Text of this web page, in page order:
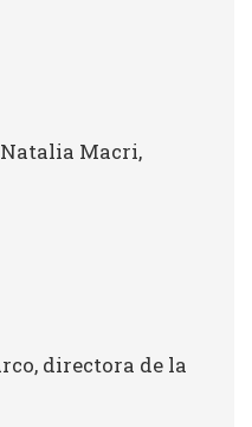
Macri,
directora de la